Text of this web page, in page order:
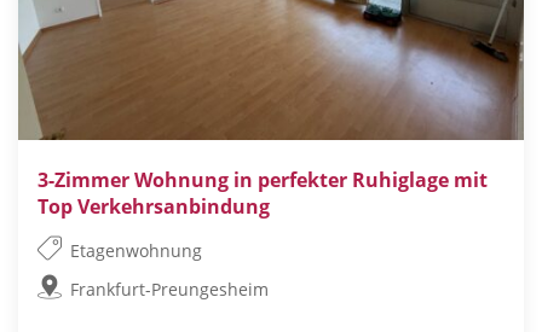
3-Zimmer Wohnung in perfekter Ruhiglage mit
Top Verkehrsanbindung
Etagenwohnung
Frankfurt-Preungesheim